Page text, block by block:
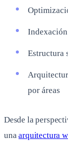
Estructura
por áreas
Desde la
unaarquitectura